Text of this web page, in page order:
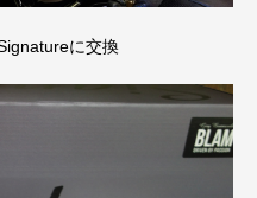
に交換